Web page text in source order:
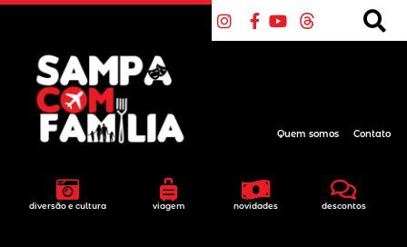
diversão e cultura viagem novidades descontos
Quem somos Contato